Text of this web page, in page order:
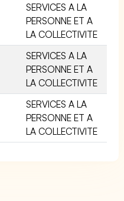
SERVICES A LA
PERSONNE ET A
LA COLLECTIVITE
SERVICES A LA
PERSONNE ET A
LA COLLECTIVITE
SERVICES A LA
PERSONNE ET A
LA COLLECTIVITE